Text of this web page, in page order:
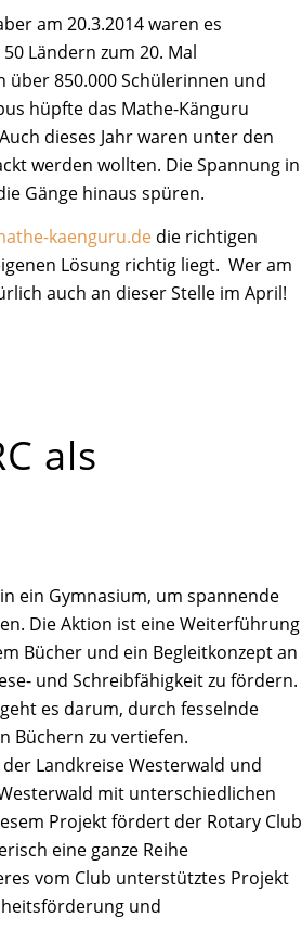
am 20.3.2014 waren es
Ländern zum 20. Mal
850.000 Schülerinnen und
hüpfte das Mathe-Känguru
dieses Jahr waren unter den
werden wollten. Die Spannung in
Gänge hinaus spüren.
kaenguru.de die richtigen
Lösung richtig liegt. Wer am
auch an dieser Stelle im April!
als
ein Gymnasium, um spannende
Die Aktion ist eine Weiterführung
Bücher und ein Begleitkonzept an
und Schreibfähigkeit zu fördern.
es darum, durch fesselnde
Büchern zu vertiefen.
Landkreise Westerwald und
mit unterschiedlichen
Projekt fördert der Rotary Club
eine ganze Reihe
vom Club unterstütztes Projekt
und